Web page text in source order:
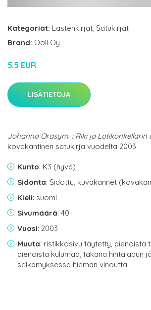
Kategoriat: Lastenkirjat, Satukirjat
Brand: Ooli Oy
5.5 EUR
LISÄTIETOJA
Johanna Orasym. : Riki ja Lotikonkellarin
kovakantinen satukirja vuodelta 2003
Kunto: K3 (hyvä)
Sidonta: Sidottu, kuvakannet
Kieli: suomi
Sivumäärä: 40
Vuosi: 2003
Muuta: ristikkosivu täytetty, pienoista
pienoista kulumaa, takana hintalapun
selkämyksessä hieman vinoutta